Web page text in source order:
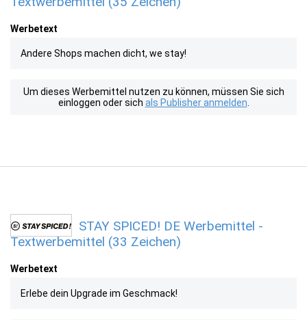
Werbetext
Andere Shops machen dicht, we stay!
Um dieses Werbemittel nutzen zu können, müssen Sie sich
einloggen oder sich als Publisher anmelden
STAY SPICED! DE Werbemittel -
Textwerbemittel (33 Zeichen)
Werbetext
Erlebe dein Upgrade im Geschmack!